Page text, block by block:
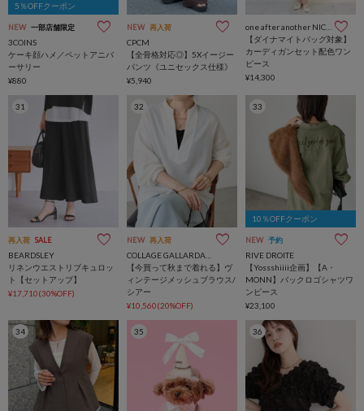
5％OFFクーポン
NEW 一部店舗限定
3COINS
ケーキ顔ハメ／ペットアニバ
ーサリー
¥880
NEW 再入荷
CPCM
【全骨格対応◎】5Xイージー
パンツ《ユニセックス仕様》
¥5,940
one after another NICE CLAUP
【ダイナマイトバッグ対象】
カーディガンセット配色ワン
ピース
¥14,300
31
再入荷 SALE
BEARDSLEY
リネンウエストリブキュロッ
ト【セットアップ】
¥17,710(30%OFF)
32
NEW 再入荷
【今買って秋まで着れる】ヴ
ィンテージメッシュブラウス/
シアー
¥10,560(20%OFF)
33
10％OFFクーポン
NEW 予約
RIVE DROITE
【Yossshiiii企画】【A・
MONN】バックロゴシャツワ
ンピース
¥23,100
34 35 36